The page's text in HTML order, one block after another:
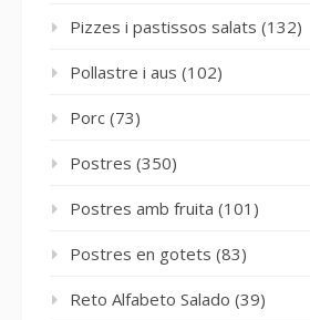
Pizzes i pastissos salats (132)
Pollastre i aus (102)
Porc (73)
Postres (350)
Postres amb fruita (101)
Postres en gotets (83)
Reto Alfabeto Salado (39)